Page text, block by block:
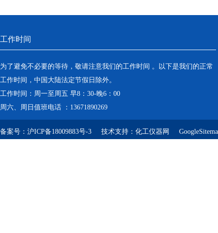
工作时间
为了避免不必要的等待，敬请注意我们的工作时间 。以下是我们的正常
工作时间，中国大陆法定节假日除外。
工作时间：周一至周五 早8：30-晚6：00
周六、周日值班电话 ：13671890269
备案号： 沪ICP备18009883号-3 技术支持： 化工仪器网